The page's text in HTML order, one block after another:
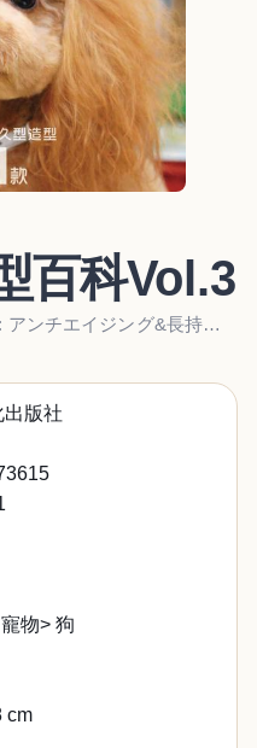
百科Vol.3
DOGヘアスタイリングカタログ: アンチエイジング&長持ちヘア
版社
物> 狗
cm